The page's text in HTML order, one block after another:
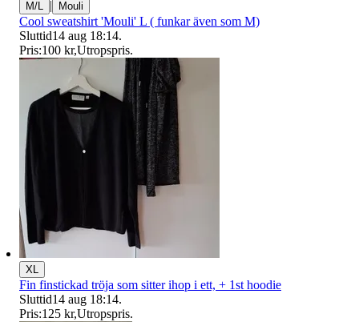
M/L | Mouli
Cool sweatshirt 'Mouli' L ( funkar även som M)
Sluttid14 aug 18:14.
Pris:100 kr,Utropspris.
XL
Fin finstickad tröja som sitter ihop i ett, + 1st hoodie
Sluttid14 aug 18:14.
Pris:125 kr,Utropspris.